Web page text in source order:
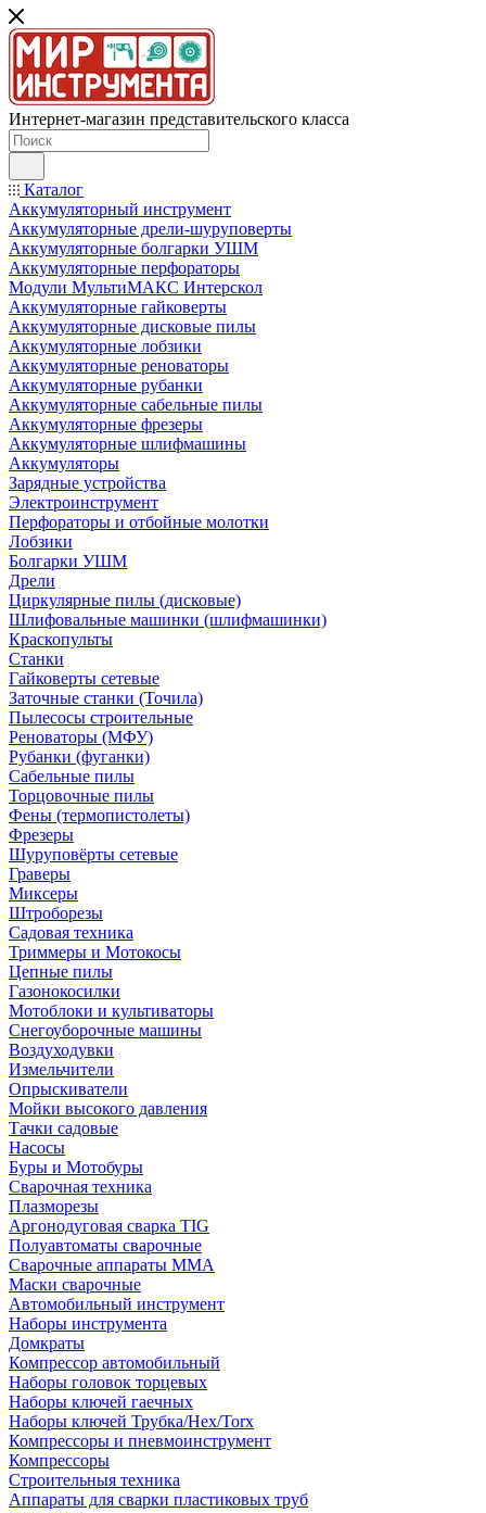
Интернет-магазин представительского класса
Каталог
Аккумуляторный инструмент
Аккумуляторные дрели-шуруповерты
Аккумуляторные болгарки УШМ
Аккумуляторные перфораторы
Модули МультиМАКС Интерскол
Аккумуляторные гайковерты
Аккумуляторные дисковые пилы
Аккумуляторные лобзики
Аккумуляторные реноваторы
Аккумуляторные рубанки
Аккумуляторные сабельные пилы
Аккумуляторные фрезеры
Аккумуляторные шлифмашины
Аккумуляторы
Зарядные устройства
Электроинструмент
Перфораторы и отбойные молотки
Лобзики
Болгарки УШМ
Дрели
Циркулярные пилы (дисковые)
Шлифовальные машинки (шлифмашинки)
Краскопульты
Станки
Гайковерты сетевые
Заточные станки (Точила)
Пылесосы строительные
Реноваторы (МФУ)
Рубанки (фуганки)
Сабельные пилы
Торцовочные пилы
Фены (термопистолеты)
Фрезеры
Шуруповёрты сетевые
Граверы
Миксеры
Штроборезы
Садовая техника
Триммеры и Мотокосы
Цепные пилы
Газонокосилки
Мотоблоки и культиваторы
Снегоуборочные машины
Воздуходувки
Измельчители
Опрыскиватели
Мойки высокого давления
Тачки садовые
Насосы
Буры и Мотобуры
Сварочная техника
Плазморезы
Аргонодуговая сварка TIG
Полуавтоматы сварочные
Сварочные аппараты ММА
Маски сварочные
Автомобильный инструмент
Наборы инструмента
Домкраты
Компрессор автомобильный
Наборы головок торцевых
Наборы ключей гаечных
Наборы ключей Трубка/Hex/Torx
Компрессоры и пневмоинструмент
Компрессоры
Строительныя техника
Аппараты для сварки пластиковых труб